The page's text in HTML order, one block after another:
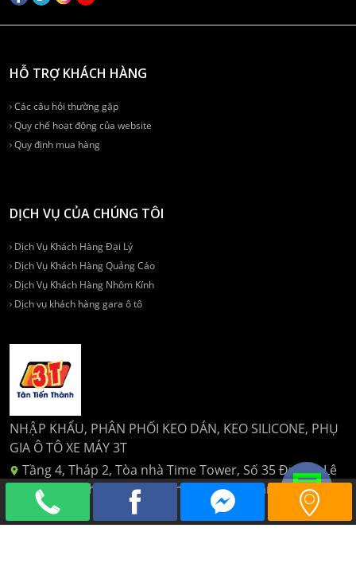
HỖ TRỢ KHÁCH HÀNG
Các câu hỏi thường gặp
Quy chế hoạt động của website
Quy định mua hàng
DỊCH VỤ CỦA CHÚNG TÔI
Dịch Vụ Khách Hàng Đại Lý
Dịch Vụ Khách Hàng Quảng Cáo
Dịch Vụ Khách Hàng Nhôm Kính
Dịch vụ khách hàng gara ô tô
NHẬP KHẨU, PHÂN PHỐI KEO DÁN, KEO SILICONE, PHỤ
GIA Ô TÔ XE MÁY 3T
Tầng 4, Tháp 2, Tòa nhà Time Tower, Số 35 Đường Lê
Văn Lương, Phường Nhân Chính, Quận Thanh Xuân, Hà
024 6329 1162